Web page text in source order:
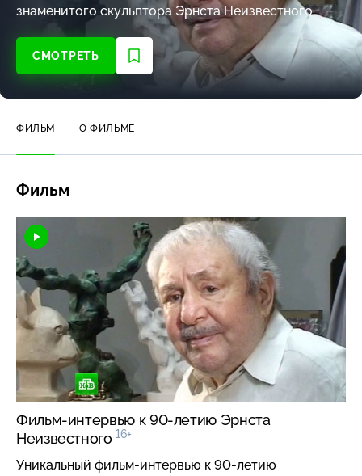
знаменитого скульптора Эрнста Неизвестного
СМОТРЕТЬ
ФИЛЬМ О ФИЛЬМЕ
Фильм
Фильм-интервью к 90-летию Эрнста
Неизвестного 16+
Уникальный фильм-интервью к 90-летию